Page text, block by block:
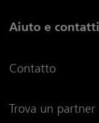
Aiuto e contatti
Contatto
Trova un partner